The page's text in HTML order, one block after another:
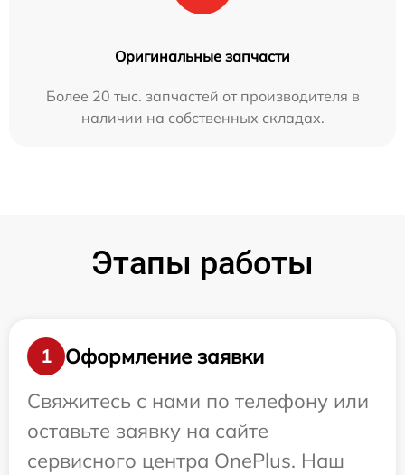
Оригинальные запчасти
Более 20 тыс. запчастей от производителя в
наличии на собственных складах.
Этапы работы
1
Оформление заявки
Свяжитесь с нами по телефону или
оставьте заявку на сайте
сервисного центра OnePlus. Наш